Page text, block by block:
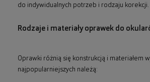
do indywidualnych potrzeb i rodzaju korekcji.
Rodzaje i materiały oprawek do
Oprawki różnią się konstrukcją i materiałem
najpopularniejszych należą: